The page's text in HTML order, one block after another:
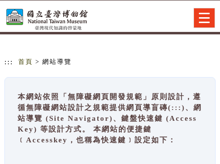
::: 首頁 > 網站導覽
本網站依照「無障礙網頁開發規範」原則設計，遵
循無障礙網站設計之規範提供網頁導盲磚(:::)、網
站導覽 (Site Navigator)、鍵盤快速鍵 (Access
Key) 等設計方式。 本網站的便捷鍵
﹝Accesskey，也稱為快速鍵﹞設定如下：